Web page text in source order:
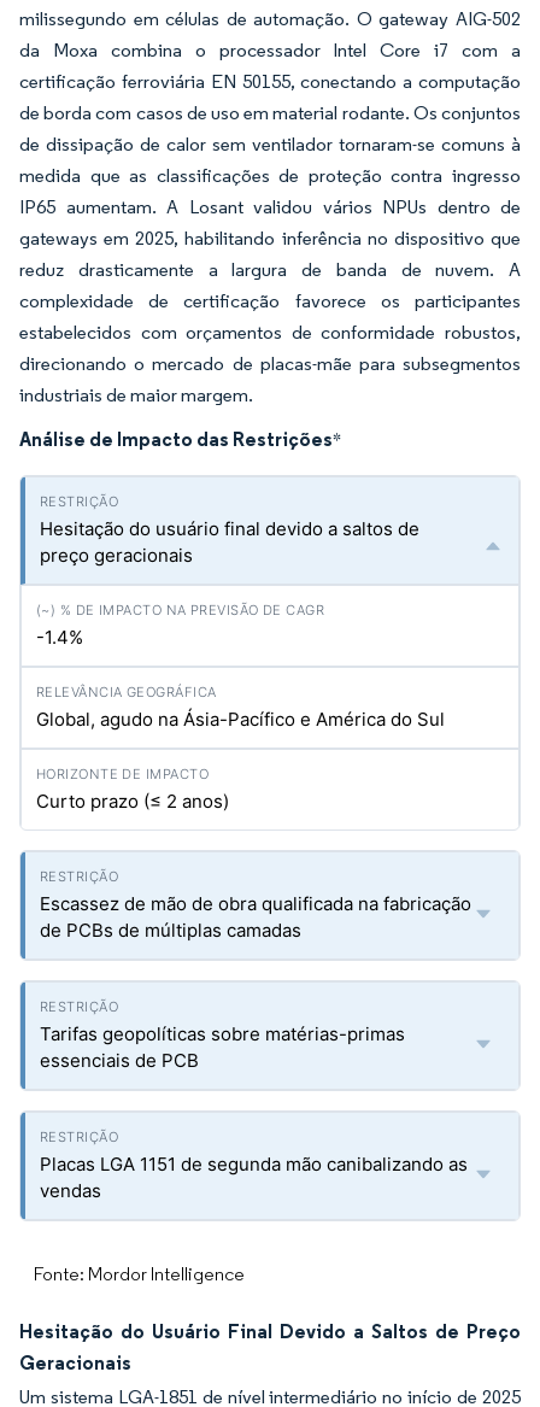
milissegundo em células de automação. O gateway AIG-502
da Moxa combina o processador Intel Core i7 com a
certificação ferroviária EN 50155, conectando a computação
de borda com casos de uso em material rodante. Os conjuntos
de dissipação de calor sem ventilador tornaram-se comuns à
medida que as classificações de proteção contra ingresso
IP65 aumentam. A Losant validou vários NPUs dentro de
gateways em 2025, habilitando inferência no dispositivo que
reduz drasticamente a largura de banda de nuvem. A
complexidade de certificação favorece os participantes
estabelecidos com orçamentos de conformidade robustos,
direcionando o mercado de placas-mãe para subsegmentos
industriais de maior margem.
Análise de Impacto das Restrições*
Hesitação do usuário final devido a saltos de
preço geracionais
-1.4%
Global, agudo na Ásia-Pacífico e América do Sul
Curto prazo (≤ 2 anos)
Escassez de mão de obra qualificada na fabricação
de PCBs de múltiplas camadas
Tarifas geopolíticas sobre matérias-primas
essenciais de PCB
Placas LGA 1151 de segunda mão canibalizando as
vendas
Fonte: Mordor Intelligence
Hesitação do Usuário Final Devido a Saltos de Preço
Geracionais
Um sistema LGA-1851 de nível intermediário no início de 2025